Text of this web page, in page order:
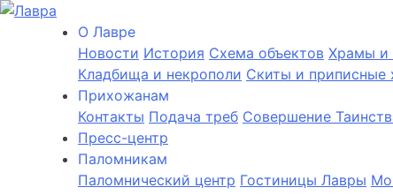
О Лаврe
Новости История Cхема объектов Храмы и
Кладбища и некрополи Скиты и приписные
Прихожанам
Контакты Подача треб Совершение
Пресс-центр
Паломникам
Паломнический центр Гостиницы Лавры